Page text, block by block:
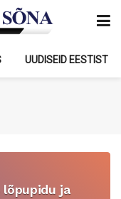
UUDISEID EESTIST
lõpupidu ja